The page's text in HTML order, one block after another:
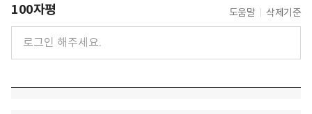
100자평 도움말 삭제기준